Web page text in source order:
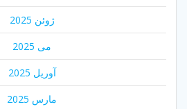
ژوئن 2025
می 2025
آوریل 2025
مارس 2025